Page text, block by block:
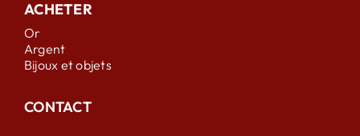
ACHETER
Or
Argent
Bijoux et objets
CONTACT